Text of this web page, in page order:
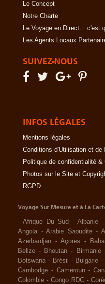
Le Concept
Notre Charte
Le Voyage en Direct... c'est
Les Agents Locaux
SUIVEZ-NOUS
INFOS LÉGALES
Mentions légales
Conditions d'Utilisation et de
Politique de confidentialité &
Photos sur le Site et
RGPD
Voyage Sur Mesure et à La
-Afrique Du Sud - Albanie
Angola -Arabie Saoudite -
Azerbaïdjan - Açores -
Belize - Bhoutan - Birmanie
Botswana - Brésil - Bulgarie -
Cambodge - Cameroun -
Colombie - Congo RDC -